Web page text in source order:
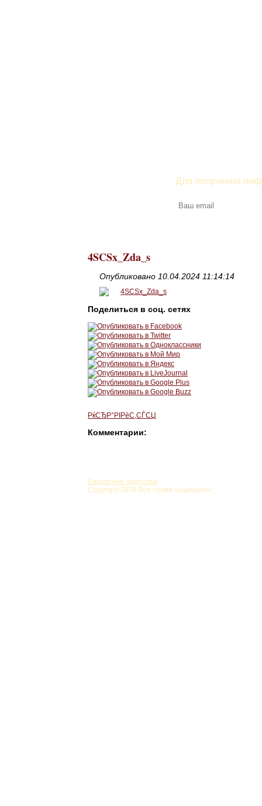
Для получения
4SCSx_Zda_s
Опубликовано 10.04.2024 11:14:14
Поделиться в соц. сетях
РќСЂР°РІРёС‚СЃСЏ
Комментарии:
Бархатное подполье
Copyright 2026 Все права защищены